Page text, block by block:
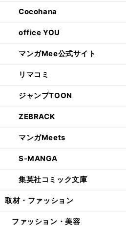
Cocohana
office YOU
マンガMee公式サイト
リマコミ
ジャンプTOON
ZEBRACK
マンガMeets
S-MANGA
集英社コミック文庫
取材・ファッション
ファッション・美容